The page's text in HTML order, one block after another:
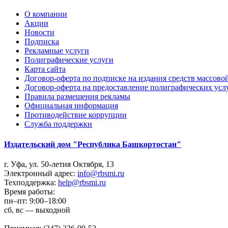
О компании
Акции
Новости
Подписка
Рекламные услуги
Полиграфические услуги
Карта сайта
Договор-оферта по подписке на издания средств
Договор-оферта на предоставление полиграфических
Правила размещения рекламы
Официальная информация
Противодействие коррупции
Cлужба поддержки
Издательский дом "Республика Башкортостан"
г. Уфа, ул. 50-летия Октября, 13
Электронный адрес: info@rbsmi.ru
Техподдержка: help@rbsmi.ru
Время работы:
пн–пт: 9:00–18:00
сб, вс — выходной